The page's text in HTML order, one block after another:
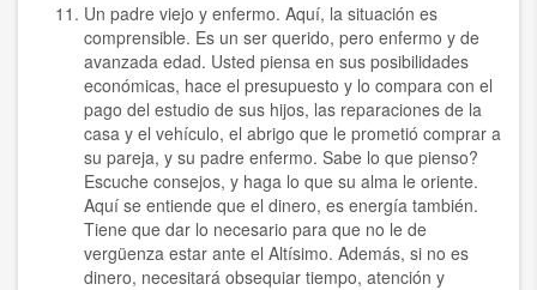
Un padre viejo y enfermo. Aquí, la situación es
comprensible. Es un ser querido, pero enfermo y de
avanzada edad. Usted piensa en sus posibilidades
económicas, hace el presupuesto y lo compara con el
pago del estudio de sus hijos, las reparaciones de la
casa y el vehículo, el abrigo que le prometió comprar a
su pareja, y su padre enfermo. Sabe lo que pienso?
Escuche consejos, y haga lo que su alma le oriente.
Aquí se entiende que el dinero, es energía también.
Tiene que dar lo necesario para que no le de
vergüenza estar ante el Altísimo. Además, si no es
dinero, necesitará obsequiar tiempo, atención y